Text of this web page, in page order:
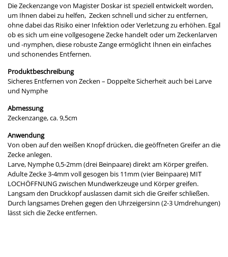
Die Zeckenzange von Magister Doskar ist speziell entwickelt worden,
um Ihnen dabei zu helfen, Zecken schnell und sicher zu entfernen,
ohne dabei das Risiko einer Infektion oder Verletzung zu erhöhen. Egal
ob es sich um eine vollgesogene Zecke handelt oder um Zeckenlarven
und -nymphen, diese robuste Zange ermöglicht Ihnen ein einfaches
und schonendes Entfernen.
Produktbeschreibung
Sicheres Entfernen von Zecken – Doppelte Sicherheit auch bei Larve
und Nymphe
Abmessung
Zeckenzange, ca. 9,5cm
Anwendung
Von oben auf den weißen Knopf drücken, die geöffneten Greifer an die
Zecke anlegen.
Larve, Nymphe 0,5-2mm (drei Beinpaare) direkt am Körper greifen.
Adulte Zecke 3-4mm voll gesogen bis 11mm (vier Beinpaare) MIT
LOCHÖFFNUNG zwischen Mundwerkzeuge und Körper greifen.
Langsam den Druckkopf auslassen damit sich die Greifer schließen.
Durch langsames Drehen gegen den Uhrzeigersinn (2-3 Umdrehungen)
lässt sich die Zecke entfernen.